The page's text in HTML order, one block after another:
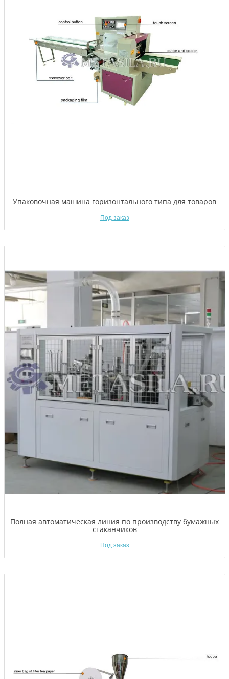
Упаковочная машина горизонтального типа для товаров
Под заказ
Полная автоматическая линия по производству бумажных
стаканчиков
Под заказ